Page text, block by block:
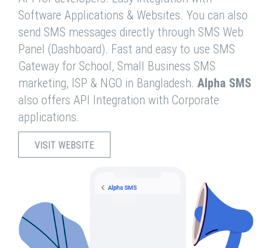
Software Applications & Websites. You can also
send SMS messages directly through SMS Web
Panel (Dashboard). Fast and easy to use SMS
Gateway for School, Small Business SMS
marketing, ISP & NGO in Bangladesh. Alpha SMS
also offers API Integration with Corporate
applications.
VISIT WEBSITE